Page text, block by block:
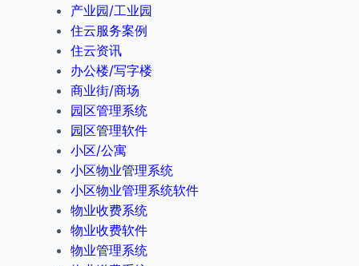
产业园/工业园
住云服务案例
住云资讯
办公楼/写字楼
商业街/商场
园区管理系统
园区管理软件
小区/公寓
小区物业管理系统
小区物业管理系统软件
物业收费系统
物业收费软件
物业管理系统